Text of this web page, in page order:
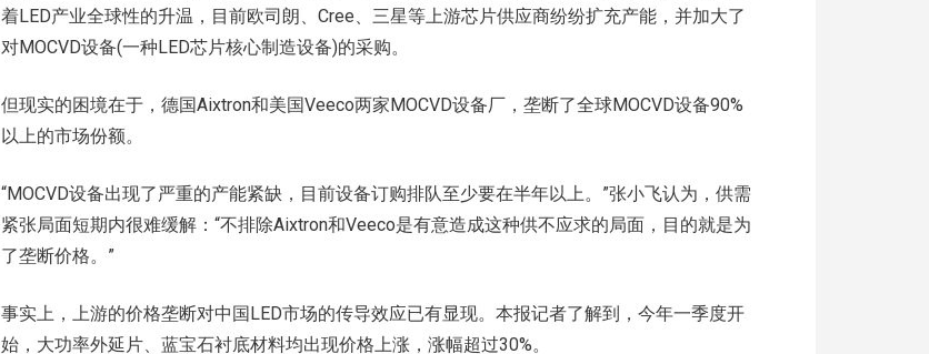
着LED产业全球性的升温，目前欧司朗、Cree、三星等上游芯片供应商纷纷扩充产能，并加大了
对MOCVD设备(一种LED芯片核心制造设备)的采购。
但现实的困境在于，德国Aixtron和美国Veeco两家MOCVD设备厂，垄断了全球MOCVD设备90%
以上的市场份额。
“MOCVD设备出现了严重的产能紧缺，目前设备订购排队至少要在半年以上。”张小飞认为，供需
紧张局面短期内很难缓解：“不排除Aixtron和Veeco是有意造成这种供不应求的局面，目的就是为
了垄断价格。”
事实上，上游的价格垄断对中国LED市场的传导效应已有显现。本报记者了解到，今年一季度开
始，大功率外延片、蓝宝石衬底材料均出现价格上涨，涨幅超过30%。